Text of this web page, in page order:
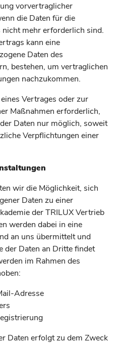
vorvertraglicher
die Daten für die
mehr erforderlich sind.
kann eine
Daten des
bestehen, um vertraglichen
nachzukommen.
Vertrages oder zur
Maßnahmen erforderlich,
Daten nur möglich, soweit
Verpflichtungen einer
wir die Möglichkeit, sich
Daten zu einer
der TRILUX Vertrieb
werden dabei in eine
an uns übermittelt und
der Daten an Dritte findet
im Rahmen des
Adresse
Daten erfolgt zu dem Zweck